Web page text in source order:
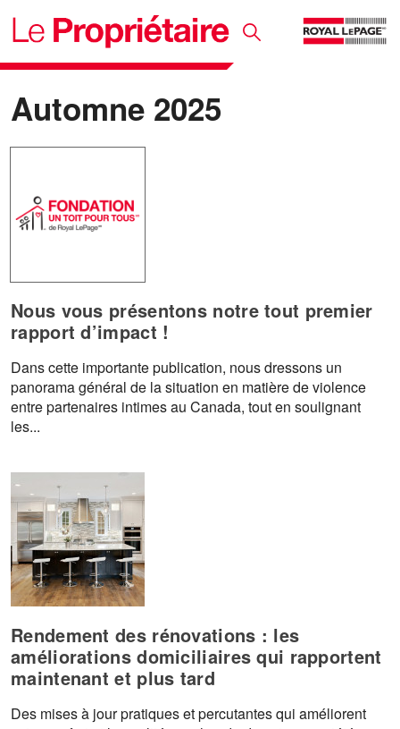
Automne 2025
Nous vous présentons notre tout premier
rapport d’impact !
Dans cette importante publication, nous dressons un
panorama général de la situation en matière de violence
entre partenaires intimes au Canada, tout en soulignant
les...
Rendement des rénovations : les
améliorations domiciliaires qui rapportent
maintenant et plus tard
Des mises à jour pratiques et percutantes qui améliorent